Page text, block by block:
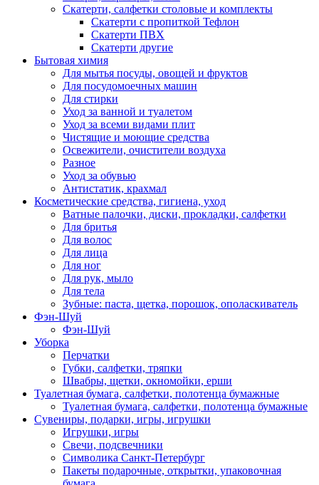
Скатерти, салфетки столовые и комплекты
Скатерти с пропиткой Тефлон
Скатерти ПВХ
Скатерти другие
Бытовая химия
Для мытья посуды, овощей и фруктов
Для посудомоечных машин
Для стирки
Уход за ванной и туалетом
Уход за всеми видами плит
Чистящие и моющие средства
Освежители, очистители воздуха
Разное
Уход за обувью
Антистатик, крахмал
Косметические средства, гигиена, уход
Ватные палочки, диски, прокладки, салфетки
Для бритья
Для волос
Для лица
Для ног
Для рук, мыло
Для тела
Зубные: паста, щетка, порошок, ополаскиватель
Фэн-Шуй
Фэн-Шуй
Уборка
Перчатки
Губки, салфетки, тряпки
Швабры, щетки, окномойки, ерши
Туалетная бумага, салфетки, полотенца бумажные
Туалетная бумага, салфетки, полотенца бумажные
Сувениры, подарки, игры, игрушки
Игрушки, игры
Свечи, подсвечники
Символика Санкт-Петербург
Пакеты подарочные, открытки, упаковочная